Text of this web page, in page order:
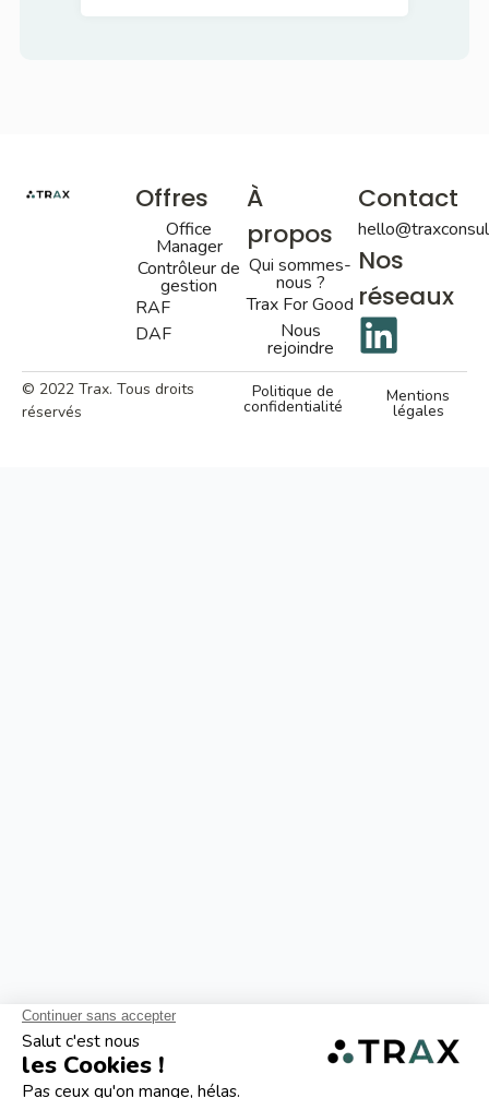
Offres
Office
Manager
Contrôleur de
gestion
RAF
DAF
À
propos
Qui sommes-
nous ?
Trax For Good
Nous
rejoindre
Contact
Nos
réseaux
© 2022 Trax. Tous droits
réservés
Politique de
confidentialité
Mentions
légales